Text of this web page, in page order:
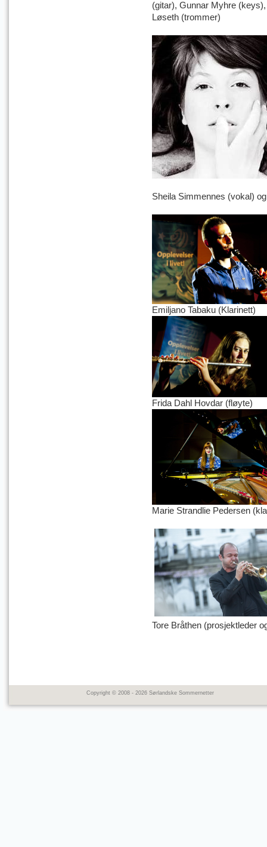
(gitar), Gunnar Myhre
Løseth (trommer)
Sheila Simmennes (vokal)
Emiljano Tabaku (Klarinett)
Frida Dahl Hovdar (fløyte)
Marie Strandlie Pedersen
Tore Bråthen (prosjektleder
Copyright © 2008 - 2026 Sørlandske Sommernetter